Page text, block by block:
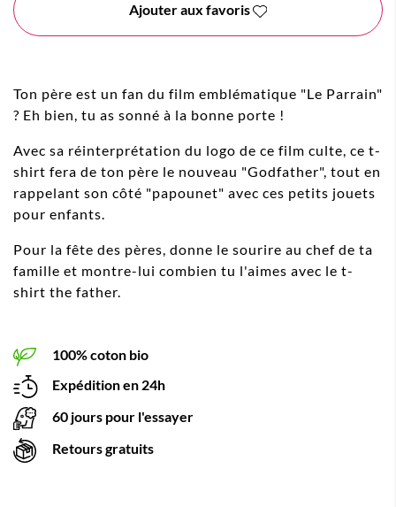
Ajouter aux favoris
Ton père est un fan du film emblématique "Le Parrain"
? Eh bien, tu as sonné à la bonne porte !
Avec sa réinterprétation du logo de ce film culte, ce t-
shirt fera de ton père le nouveau "Godfather", tout en
rappelant son côté "papounet" avec ces petits jouets
pour enfants.
Pour la fête des pères, donne le sourire au chef de ta
famille et montre-lui combien tu l'aimes avec le t-
shirt the father.
100% coton bio
Expédition en 24h
60 jours pour l'essayer
Retours gratuits